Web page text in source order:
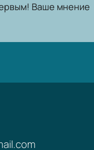
Ваше мнение